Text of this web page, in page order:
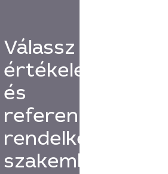
Válassz
értékelésekkel
és
referenciákkal
rendelkező
szakembert!